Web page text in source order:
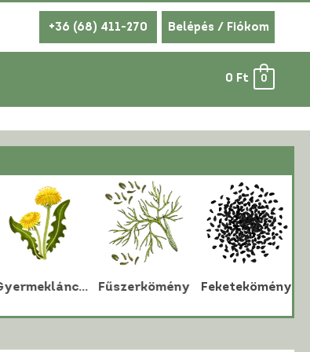
+36 (68) 411-270 Belépés / Fiókom
0 Ft 0
Gyermekláncfű Fűszerkömény Feketekömény